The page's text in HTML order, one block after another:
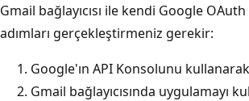
Gmail bağlayıcısı ile kendi Google
adımları gerçekleştirmeniz gerekir:
Google'ın API Konsolunu
Gmail bağlayıcısında uygulamayı